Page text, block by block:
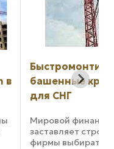
башенные
для СНГ
Мировой
заставляет
фирмы выбирать